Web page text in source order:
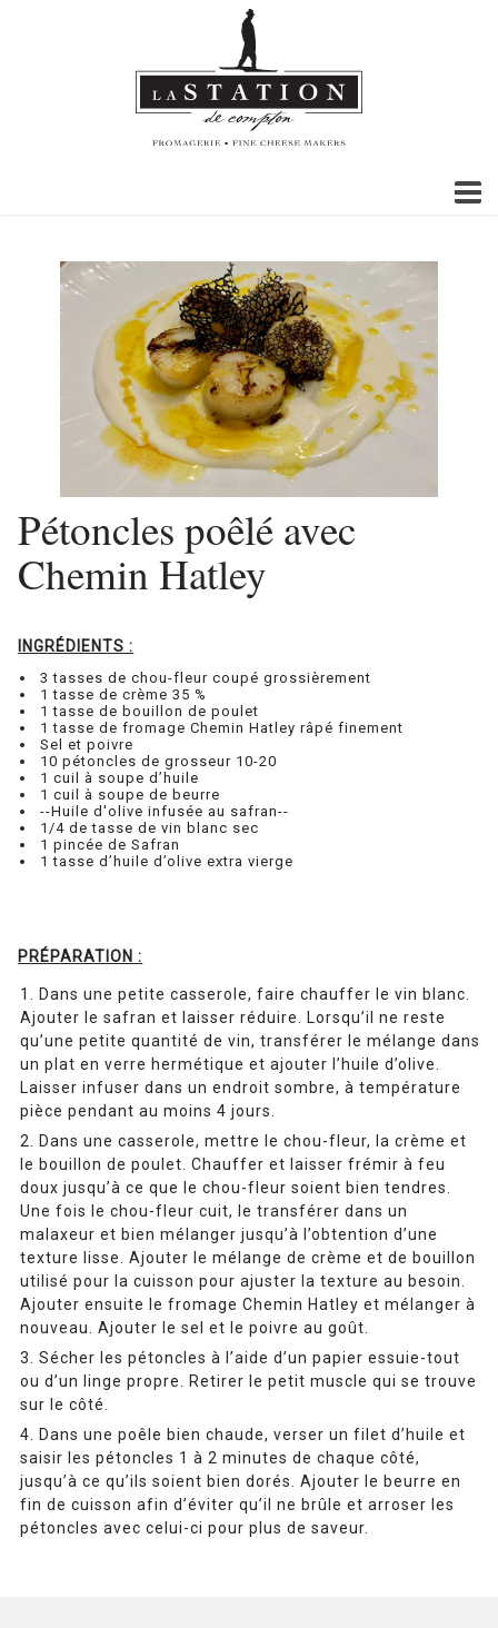
Pétoncles poêlé avec
Chemin Hatley
INGRÉDIENTS :
3 tasses de chou-fleur coupé grossièrement
1 tasse de crème 35 %
1 tasse de bouillon de poulet
1 tasse de fromage Chemin Hatley râpé finement
Sel et poivre
10 pétoncles de grosseur 10-20
1 cuil à soupe d’huile
1 cuil à soupe de beurre
--Huile d'olive infusée au safran--
1/4 de tasse de vin blanc sec
1 pincée de Safran
1 tasse d’huile d’olive extra vierge
PRÉPARATION :
Dans une petite casserole, faire chauffer le vin blanc.
Ajouter le safran et laisser réduire. Lorsqu’il ne reste
qu’une petite quantité de vin, transférer le mélange dans
un plat en verre hermétique et ajouter l’huile d’olive.
Laisser infuser dans un endroit sombre, à température
pièce pendant au moins 4 jours.
Dans une casserole, mettre le chou-fleur, la crème et
le bouillon de poulet. Chauffer et laisser frémir à feu
doux jusqu’à ce que le chou-fleur soient bien tendres.
Une fois le chou-fleur cuit, le transférer dans un
malaxeur et bien mélanger jusqu’à l’obtention d’une
texture lisse. Ajouter le mélange de crème et de bouillon
utilisé pour la cuisson pour ajuster la texture au besoin.
Ajouter ensuite le fromage Chemin Hatley et mélanger à
nouveau. Ajouter le sel et le poivre au goût.
Sécher les pétoncles à l’aide d’un papier essuie-tout
ou d’un linge propre. Retirer le petit muscle qui se trouve
sur le côté.
Dans une poêle bien chaude, verser un filet d’huile et
saisir les pétoncles 1 à 2 minutes de chaque côté,
jusqu’à ce qu’ils soient bien dorés. Ajouter le beurre en
fin de cuisson afin d’éviter qu’il ne brûle et arroser les
pétoncles avec celui-ci pour plus de saveur.